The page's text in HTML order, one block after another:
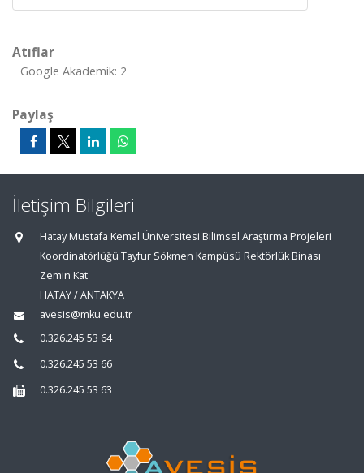
Atıflar
Google Akademik: 2
Paylaş
İletişim Bilgileri
Hatay Mustafa Kemal Üniversitesi Bilimsel Araştırma Projeleri
Koordinatörlüğü Tayfur Sökmen Kampüsü Rektörlük Binası
Zemin Kat
HATAY / ANTAKYA
avesis@mku.edu.tr
0.326.245 53 64
0.326.245 53 66
0.326.245 53 63